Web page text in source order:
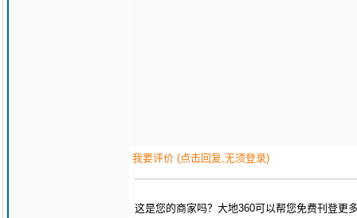
我要评价 (点击回复,无须登录)
这是您的商家吗？大地360可以帮您免费刊登更